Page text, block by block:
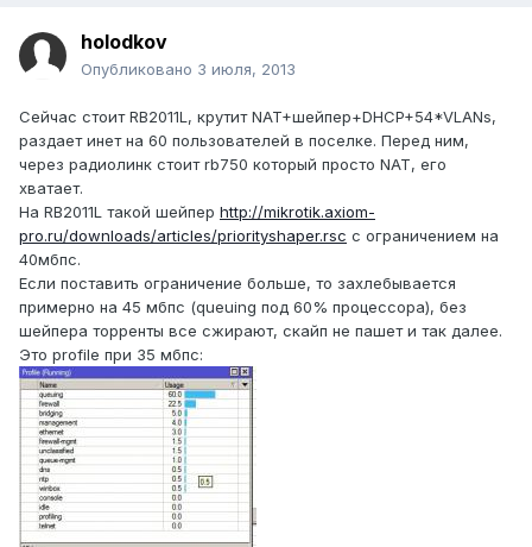
holodkov
Опубликовано 3 июля, 2013
Сейчас стоит RB2011L, крутит NAT+шейпер+DHCP+54*VLANs,
раздает инет на 60 пользователей в поселке. Перед ним,
через радиолинк стоит rb750 который просто NAT, его
хватает.
На RB2011L такой шейпер http://mikrotik.axiom-
pro.ru/downloads/articles/priorityshaper.rsc с ограничением на
40мбпс.
Если поставить ограничение больше, то захлебывается
примерно на 45 мбпс (queuing под 60% процессора), без
шейпера торренты все сжирают, скайп не пашет и так далее.
Это profile при 35 мбпс: